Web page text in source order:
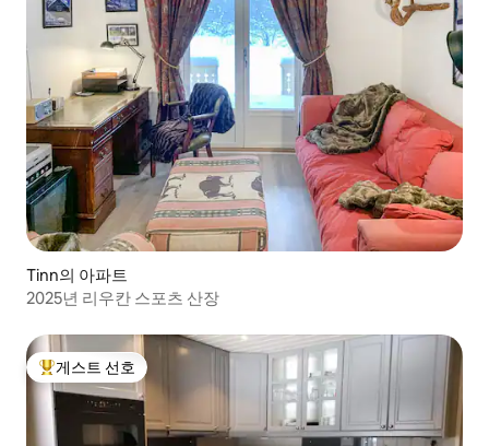
Tinn의 아파트
2025년 리우칸 스포츠 산장
상위 게스트 선호
게스트 선호